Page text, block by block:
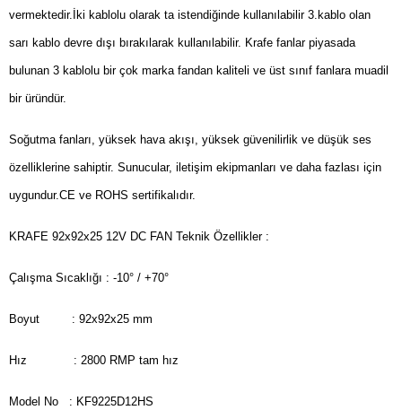
vermektedir.İki kablolu olarak ta istendiğinde kullanılabilir 3.kablo olan
sarı kablo devre dışı bırakılarak kullanılabilir. Krafe fanlar piyasada
bulunan 3 kablolu bir çok marka fandan kaliteli ve üst sınıf fanlara muadil
bir üründür.
Soğutma fanları, yüksek hava akışı, yüksek güvenilirlik ve düşük ses
özelliklerine sahiptir. Sunucular, iletişim ekipmanları ve daha fazlası için
uygundur.CE ve ROHS sertifikalıdır.
KRAFE 92x92x25 12V DC FAN Teknik Özellikler :
Çalışma Sıcaklığı : -10° / +70°
Boyut : 92x92x25 mm
Hız : 2800 RMP tam hız
Model No : KF9225D12HS